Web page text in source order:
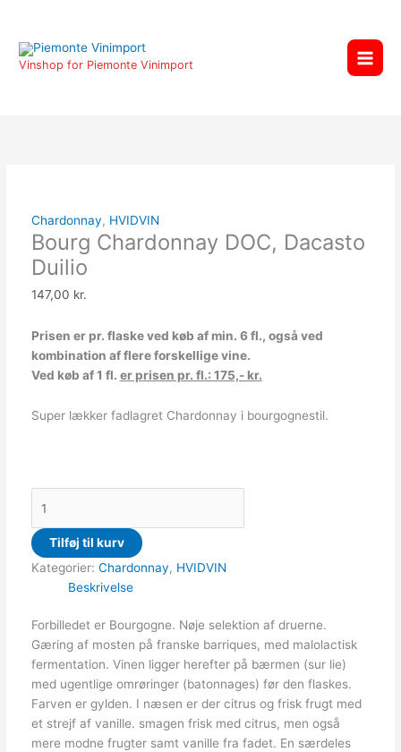
indholdet
Vinshop for Piemonte Vinimport
Chardonnay, HVIDVIN
Bourg Chardonnay DOC, Dacasto
Duilio
147,00 kr.
Prisen er pr. flaske ved køb af min. 6 fl., også ved
kombination af flere forskellige vine.
Ved køb af 1 fl. er prisen pr. fl.: 175,- kr.
Super lækker fadlagret Chardonnay i bourgognestil.
DOC,
Dacasto
Tilføj til kurv
Kategorier: Chardonnay, HVIDVIN
Beskrivelse
Forbilledet er Bourgogne. Nøje selektion af druerne.
Gæring af mosten på franske barriques, med malolactisk
fermentation. Vinen ligger herefter på bærmen (sur lie)
med ugentlige omrøringer (batonnages) før den flaskes.
Farven er gylden. I næsen er der citrus og frisk frugt med
et strejf af vanille. smagen frisk med citrus, men også
mere modne frugter samt vanille fra fadet. En særdeles